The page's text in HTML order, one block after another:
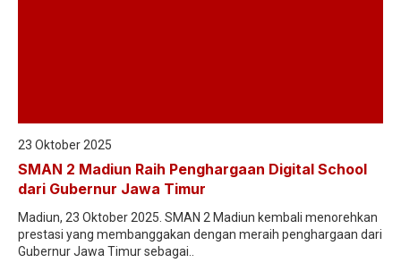
23 Oktober 2025
SMAN 2 Madiun Raih Penghargaan Digital School
dari Gubernur Jawa Timur
Madiun, 23 Oktober 2025. SMAN 2 Madiun kembali menorehkan
prestasi yang membanggakan dengan meraih penghargaan dari
Gubernur Jawa Timur sebagai..